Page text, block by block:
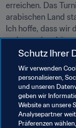
erreichen. Das
arabischen Land
Ich hoffe, dass wir
wahr machen
Safaa Hadi und
Volk hat die
zu sehen."
Schutz Ihrer
Wir verwenden
personalisieren,
und unseren
geben wir
Website an unsere
Analysepartner
Präferenzen